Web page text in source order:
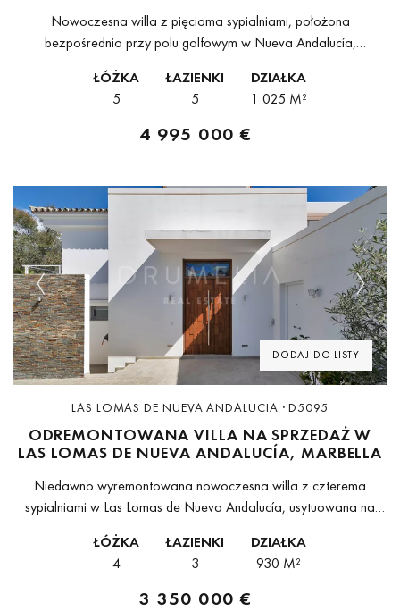
Nowoczesna willa z pięcioma sypialniami, położona
bezpośrednio przy polu golfowym w Nueva Andalucía,
golfowe dzięki rozsuwanym oknom od podłogi do sufitu,
całkowicie zacierającym granicę...
ŁÓŻKA
5
ŁAZIENKI
5
DZIAŁKA
1 025 M²
4 995 000 €
DODAJ DO LISTY
Previous Next
LAS LOMAS DE NUEVA ANDALUCIA · D5095
ODREMONTOWANA VILLA NA SPRZEDAŻ W
LAS LOMAS DE NUEVA ANDALUCÍA, MARBELLA
Niedawno wyremontowana nowoczesna willa z czterema
sypialniami w Las Lomas de Nueva Andalucía, usytuowana na
wschód w jednym z najbardziej ugruntowanych zamkniętych
osiedli w okolicy,...
ŁÓŻKA
4
ŁAZIENKI
3
DZIAŁKA
930 M²
3 350 000 €